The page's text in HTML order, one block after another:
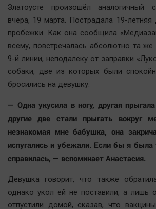
Персона
Последняя инстанция
Светская жизнь
Тенденции
Точка на карте
Златоусте произошёл аналогичный
вчера, 19 марта. Пострадала 19-
пробежки. Как она сообщила
всему, повстречалась абсолютно та же
9-й линии, неподалеку от заправки
собаки, две из которых были
бросились на девушку:
— Одна укусила в ногу, другая
другие две стали прыгать вокруг
незнакомая мне бабушка, она
испугались и убежали. Если бы я
справилась, — вспоминает Анастасия.
Девушка говорит, что также
однако укол ей не поставили, а лишь
отпустили домой, сказав, что